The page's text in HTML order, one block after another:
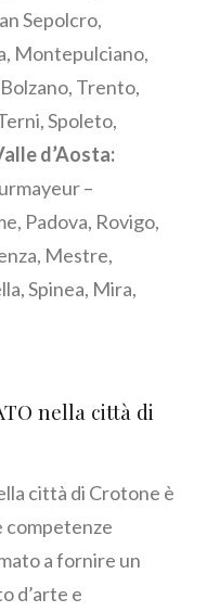
Sepolcro,
Montepulciano,
Bolzano, Trento,
Spoleto,
d’Aosta:
–
Padova, Rovigo,
Mestre,
Spinea, Mira,
nella città di
città di Crotone è
competenze
a fornire un
d’arte e